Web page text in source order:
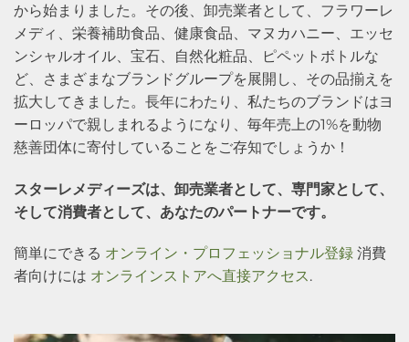
から始まりました。その後、卸売業者として、フラワーレ
メディ、栄養補助食品、健康食品、マヌカハニー、エッセ
ンシャルオイル、宝石、自然化粧品、ピペットボトルな
ど、さまざまなブランドグループを展開し、その品揃えを
拡大してきました。長年にわたり、私たちのブランドはヨ
ーロッパで親しまれるようになり、毎年売上の1%を動物
慈善団体に寄付していることをご存知でしょうか！
スターレメディーズは、卸売業者として、専門家として、
そして消費者として、あなたのパートナーです。
簡単にできる オンライン・プロフェッショナル登録 消費
者向けには オンラインストアへ直接アクセス.